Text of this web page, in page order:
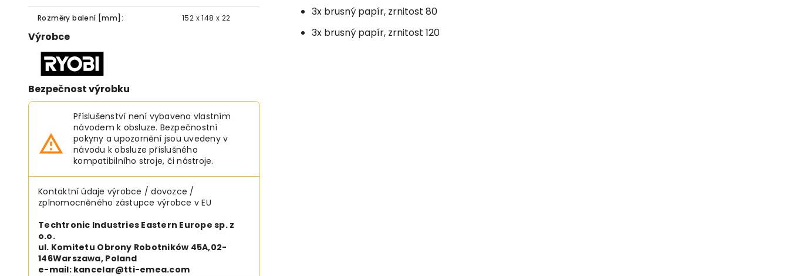
Rozměry balení [mm]: 152 x 148 x 22
Výrobce
Bezpečnost výrobku
Příslušenství není vybaveno vlastním
návodem k obsluze. Bezpečnostní
pokyny a upozornění jsou uvedeny v
návodu k obsluze příslušného
kompatibilního stroje, či nástroje.
Kontaktní údaje výrobce / dovozce /
zplnomocněného zástupce výrobce v EU
Techtronic Industries Eastern Europe sp. z
o.o.
ul. Komitetu Obrony Robotników 45A,02-
146Warszawa, Poland
e-mail: kancelar@tti-emea.com
3x brusný papír, zrnitost 80
3x brusný papír, zrnitost 120